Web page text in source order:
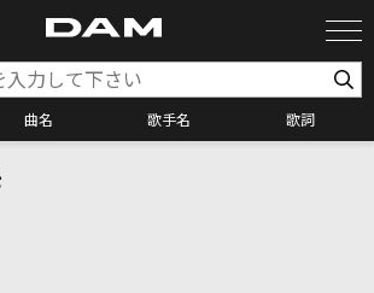
曲名 歌手名 歌詞